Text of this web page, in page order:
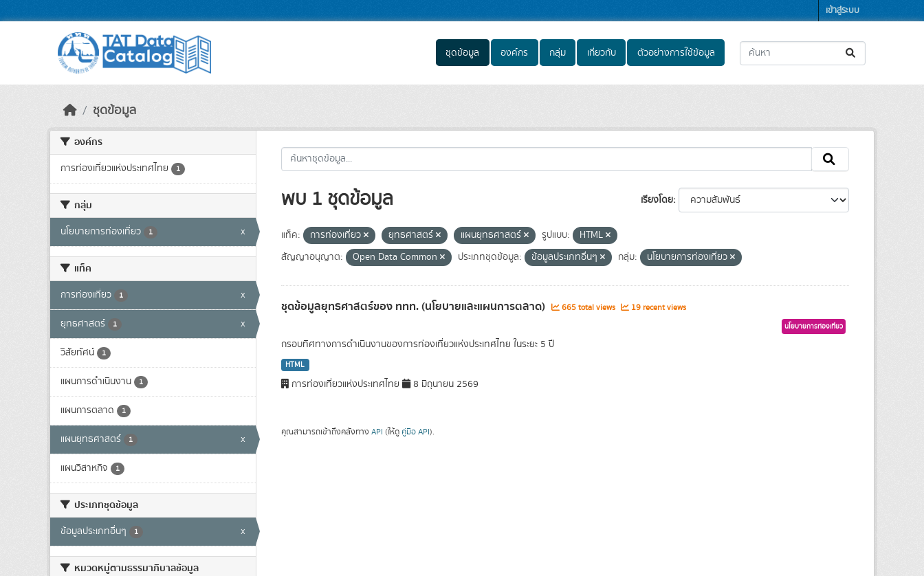
เข้าสู่ระบบ
ชุดข้อมูล องค์กร กลุ่ม เกี่ยวกับ ตัวอย่างการใช้ข้อมูล
ชุดข้อมูล
องค์กร
การท่องเที่ยวแห่งประเทศไทย 1
กลุ่ม
นโยบายการท่องเที่ยว 1 x
แท็ค
การท่องเที่ยว 1 x
ยุทธศาสตร์ 1 x
วิสัยทัศน์ 1
แผนการดำเนินงาน 1
แผนการตลาด 1
แผนยุทธศาสตร์ 1 x
แผนวิสาหกิจ 1
ประเภทชุดข้อมูล
ข้อมูลประเภทอื่นๆ 1 x
หมวดหมู่ตามธรรมาภิบาลข้อมูล
เรียงโดย
พบ 1 ชุดข้อมูล
แท็ค: การท่องเที่ยว ยุทธศาสตร์ แผนยุทธศาสตร์ รูปแบบ:
HTML
สัญญาอนุญาต:
Open Data Common ประเภทชุดข้อมูล: ข้อมูลประเภทอื่นๆ กลุ่ม: นโยบายการท่องเที่ยว
ชุดข้อมูลยุทธศาสตร์ของ ททท. (นโยบายและแผนการตลาด) 665 total views 19 recent views
นโยบายการท่องเที่ยว
กรอบทิศทางการดำเนินงานของการท่องเที่ยวแห่งประเทศไทย ในระยะ 5 ปี
HTML
การท่องเที่ยวแห่งประเทศไทย 8 มิถุนายน 2569
คุณสามารถเข้าถึงคลังทาง API (ให้ดู คู่มือ API).